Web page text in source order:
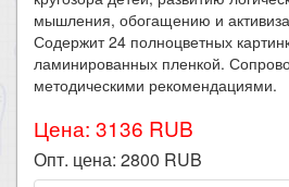
мышления, обогащению и
Содержит 24 полноцветных
ламинированных пленкой.
методическими рекомендациями.
Цена: 3136 RUB
Опт. цена: 2800 RUB